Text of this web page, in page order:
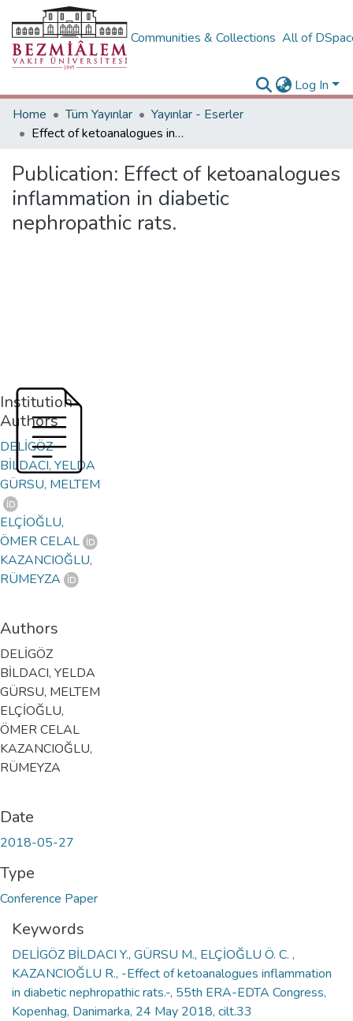
Communities & Collections All of
Log In
Home
Tüm Yayınlar
Yayınlar - Eserler
Effect of ketoanalogues inflammation in diabetic nephropathic rats.
Publication: Effect of ketoanalogues
inflammation in diabetic
nephropathic rats.
Institution
Authors
DELİGÖZ
BİLDACI, YELDA
GÜRSU, MELTEM
ELÇİOĞLU,
ÖMER CELAL
KAZANCIOĞLU,
RÜMEYZA
Authors
DELİGÖZ
BİLDACI, YELDA
GÜRSU, MELTEM
ELÇİOĞLU,
ÖMER CELAL
KAZANCIOĞLU,
RÜMEYZA
Date
2018-05-27
Type
Conference Paper
Keywords
DELİGÖZ BİLDACI Y., GÜRSU M., ELÇİOĞLU Ö. C. ,
KAZANCIOĞLU R., -Effect of ketoanalogues inflammation
in diabetic nephropathic rats.-, 55th ERA-EDTA Congress,
Kopenhag, Danimarka, 24 May 2018, cilt.33